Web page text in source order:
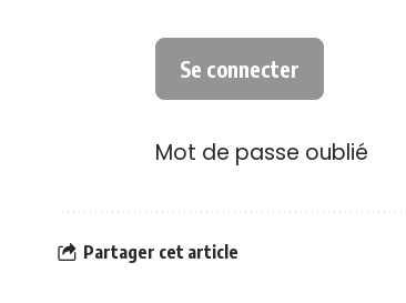
Mot de passe oublié
Partager cet article